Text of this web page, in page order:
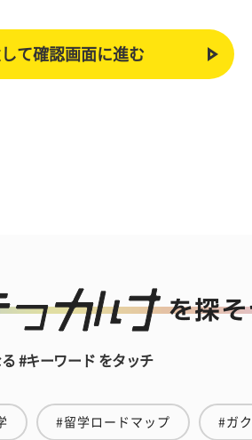
#キーワード をタッチ
#留学ロードマップ #ガ